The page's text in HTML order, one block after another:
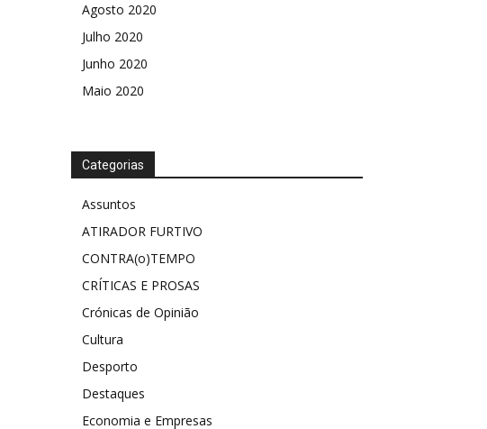
Agosto 2020
Julho 2020
Junho 2020
Maio 2020
Categorias
Assuntos
ATIRADOR FURTIVO
CONTRA(o)TEMPO
CRÍTICAS E PROSAS
Crónicas de Opinião
Cultura
Desporto
Destaques
Economia e Empresas